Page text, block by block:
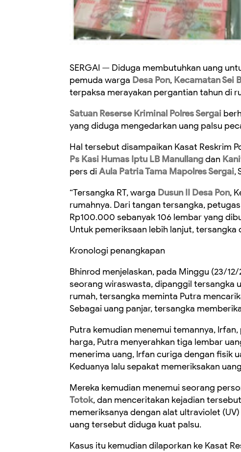
SERGAI — Diduga membutuhkan uang
pemuda warga Desa Pon, Kecamatan Sei
terpaksa merayakan pergantian tahun di
Satuan Reserse Kriminal Polres Sergai
yang diduga mengedarkan uang palsu
Hal tersebut disampaikan Kasat Reskrim
Ps Kasi Humas Iptu LB Manullangdan
pers di Aula Patria Tama Mapolres Sergai,
“Tersangka RT, warga Dusun II Desa Pon,
rumahnya. Dari tangan tersangka,
Rp100.000 sebanyak 106 lembar yang
Untuk pemeriksaan lebih lanjut, tersangka
Kronologi penangkapan
Bhinrod menjelaskan, pada Minggu (23/
seorang wiraswasta, dipanggil tersangka
rumah, tersangka meminta Putra
Sebagai uang panjar, tersangka
Putra kemudian menemui temannya,
harga, Putra menyerahkan tiga lembar
menerima uang, Irfan curiga dengan fisik
Keduanya lalu sepakat memeriksakan
Mereka kemudian menemui seorang
Totok, dan menceritakan kejadian
memeriksanya dengan alat ultraviolet
uang tersebut diduga kuat palsu.
Kasus itu kemudian dilaporkan ke Kasat